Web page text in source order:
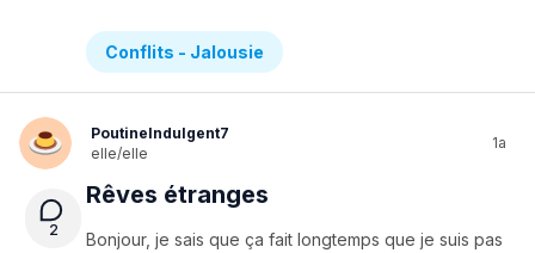
Conflits - Jalousie
PoutineIndulgent7
elle/elle
1a
Rêves étranges
Bonjour, je sais que ça fait longtemps que je suis pas
2